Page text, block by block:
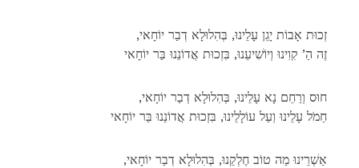
,זְכוּת אָבוֹת יָגֵן עָלֵינוּ, בְּהִלוּלָא דְבַר יוֹחָאי
זֶה הַ’ קִוִינוּ וְיוֹשִׁיעֵנוּ, בִּזְכוּת אֲדוֹנֵנוּ בַּר יוֹחָאי
,חוּס וְרַחֵם נָא עָלֵינוּ, בְּהִלוּלָא דְבַר יוֹחָאי
חַמֹל עָלֵינוּ וְעַל עוֹלָלֵינוּ, בִּזְכוּת אֲדוֹנֵנוּ בַּר יוֹחָאי
,אַשְׁרֵינוּ מַה טוֹב חֶלְקֵנוּ, בְּהִלוּלָא דְבַר יוֹחָאי